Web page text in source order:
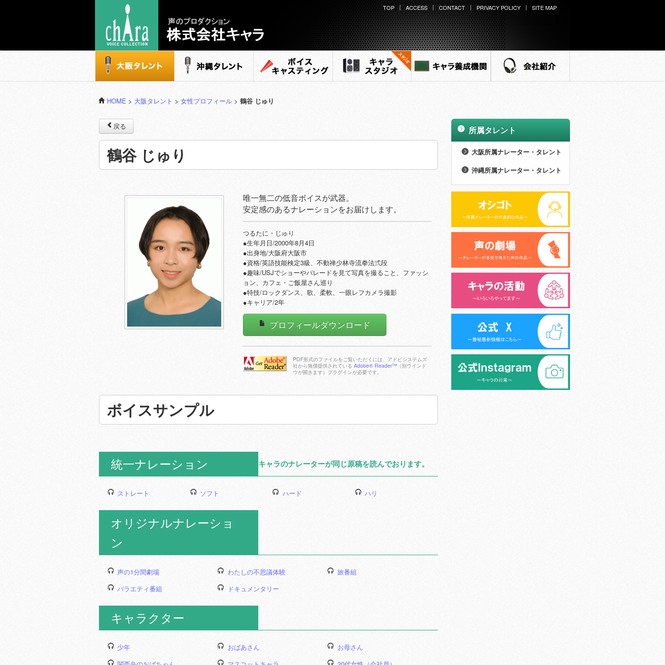
声のプロダクション - 株式会社キャラ
TOP ACCESS CONTACT PRIVACY POLICY SITE MAP
大阪タレント 沖縄タレント ボイスキャスティング
HOME > 大阪タレント > 女性プロフィール > 鶴谷 じゅり
戻る
鶴谷 じゅり
唯一無二の低音ボイスが武器。
安定感のあるナレーションをお届けします。
つるたに・じゅり
●生年月日/2000年8月4日
●出身地/大阪府大阪市
●資格/英語技能検定3級、不動禅少林寺流拳法弍段
●趣味/USJでショーやパレードを見て写真を撮ること、ファッシ
ョン、カフェ・ご飯屋さん巡り
●特技/ロックダンス、歌、柔軟、一眼レフカメラ撮影
●キャリア/2年
プロフィールダウンロード
ドする
PDF形式のファイルをご覧いただくには、アドビシステムズ
社から無償提供されている Adobe® Reader™（別ウインド
ウが開きます）プラグインが必要です。
ボイスサンプル
統一ナレーション キャラのナレーターが同じ原稿を読んでおります。
ストレート ソフト ハード ハリ
オリジナルナレーショ
ン
声の1分間劇場 わたしの不思議体験
旅番組
バラエティ番組
ドキュメンタリー
キャラクター
少年 おばあさん
お母さん
>
所属タレント
大阪所属ナレーター・タレント
男性 (27名)
>
外様倶楽部 (15名)
シニア声優大学校 (6名)
沖縄所属ナレーター・タレント
男性 (8名)
>
女性 (21名)
>
NEW WINGS (7名)
外様倶楽部 (9名)
>
キャラキッズ (10名)